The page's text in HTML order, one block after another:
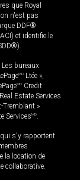
que Royal
n'est pas
DDF®
et identifie le
bureaux
MD Ltée »,
MD Credit
Estate Services
Tremblant »
ServicesMD.
s'y rapportent
la location de
collaborative.